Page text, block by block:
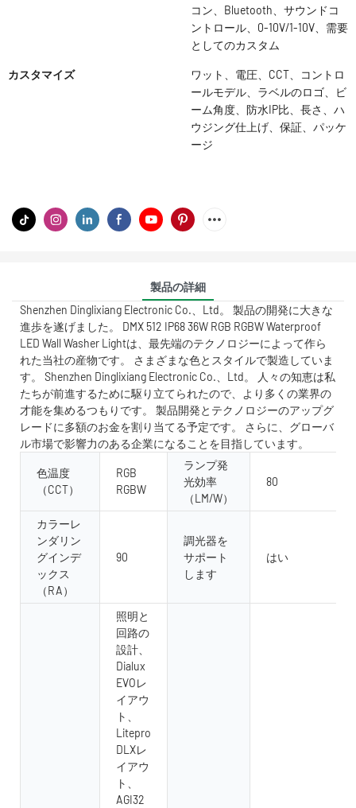
コン、Bluetooth、サウンドコ
ントロール、0-10V/1-10V、需要
としてのカスタム
カスタマイズ
ワット、電圧、CCT、コントロ
ールモデル、ラベルのロゴ、ビ
ーム角度、防水IP比、長さ、ハ
ウジング仕上げ、保証、パッケ
ージ
製品の詳細
Shenzhen Dinglixiang Electronic Co.、Ltd。 製品の開発に大きな
進歩を遂げました。 DMX 512 IP68 36W RGB RGBW Waterproof
LED Wall Washer Lightは、最先端のテクノロジーによって作ら
れた当社の産物です。 さまざまな色とスタイルで製造していま
す。 Shenzhen Dinglixiang Electronic Co.、Ltd。 人々の知恵は私
たちが前進するために駆り立てられたので、より多くの業界の
才能を集めるつもりです。 製品開発とテクノロジーのアップグ
レードに多額のお金を割り当てる予定です。 さらに、グローバ
ル市場で影響力のある企業になることを目指しています。
色温度
（CCT）
RGB
RGBW
ランプ発
光効率
（LM/W）
80
カラーレ
ンダリン
グインデ
ックス
（RA）
90
調光器を
サポート
します
はい
照明と
回路の
設計、
Dialux
EVOレ
イアウ
ト、
Litepro
DLXレ
イアウ
ト、
AGI32